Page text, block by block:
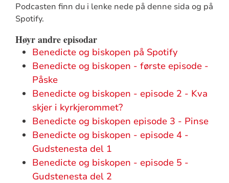
Podcasten finn du i lenke nede på denne sida og på
Spotify.
Høyr andre episodar
Benedicte og biskopen på Spotify
Benedicte og biskopen - første episode -
Påske
Benedicte og biskopen - episode 2 - Kva
skjer i kyrkjerommet?
Benedicte og biskopen episode 3 - Pinse
Benedicte og biskopen - episode 4 -
Gudstenesta del 1
Benedicte og biskopen - episode 5 -
Gudstenesta del 2